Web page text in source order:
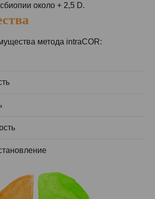
около + 2,5 D.
метода intraCOR: